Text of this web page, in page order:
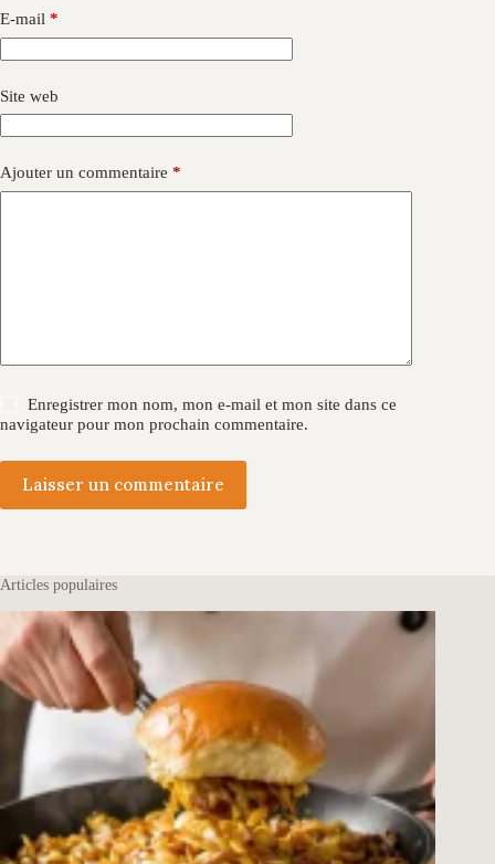
E-mail *
Site web
Ajouter un commentaire *
Enregistrer mon nom, mon e-mail et mon site dans ce
navigateur pour mon prochain commentaire.
Laisser un commentaire
Articles populaires